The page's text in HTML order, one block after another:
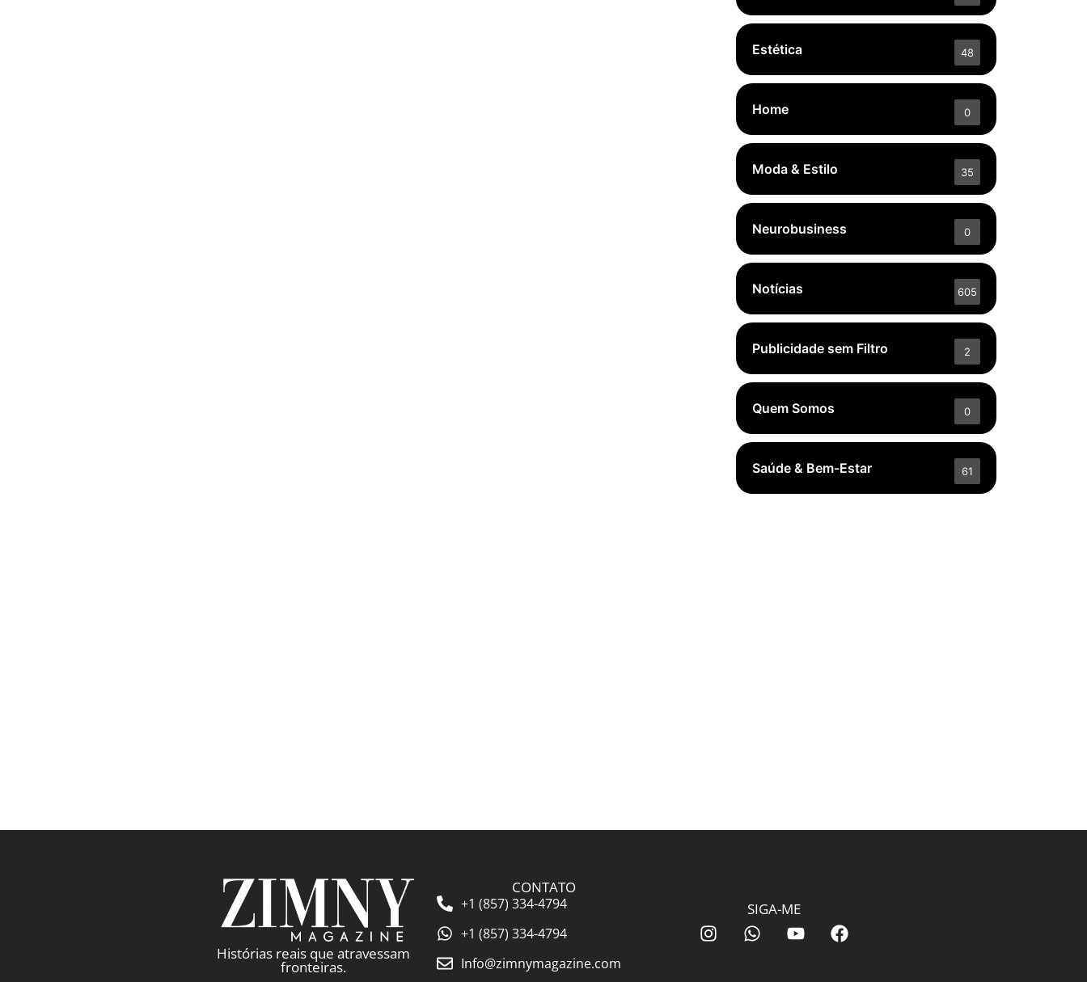
Estética 48
Home 0
Moda & Estilo 35
Neurobusiness 0
Notícias 605
Publicidade sem Filtro 2
Quem Somos 0
Saúde & Bem-Estar 61
Histórias reais que atravessam
fronteiras.
CONTATO
+1 (857) 334-4794
+1 (857) 334-4794
Info@zimnymagazine.com
SIGA-ME